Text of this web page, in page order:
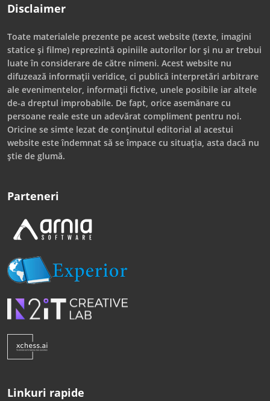
Disclaimer
Toate materialele prezente pe acest website (texte, imagini
statice și filme) reprezintă opiniile autorilor lor și nu ar trebui
luate în considerare de către nimeni. Acest website nu
difuzează informații veridice, ci publică interpretări arbitrare
ale evenimentelor, informații fictive, unele posibile iar altele
de-a dreptul improbabile. De fapt, orice asemănare cu
persoane reale este un adevărat compliment pentru noi.
Oricine se simte lezat de conținutul editorial al acestui
website este îndemnat să se împace cu situația, asta dacă nu
știe de glumă.
Parteneri
Linkuri rapide